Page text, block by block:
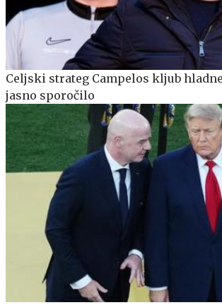
Celjski strateg Campelos kljub
jasno sporočilo